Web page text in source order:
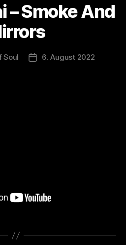
– Smoke And
Soul Veröffentlichungsdatum
6. August 2022